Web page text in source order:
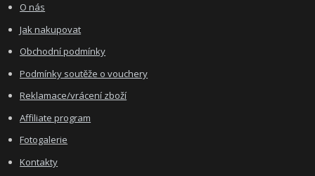
O nás
Jak nakupovat
Obchodní podmínky
Podmínky soutěže o vouchery
Reklamace/vrácení zboží
Affiliate program
Fotogalerie
Kontakty